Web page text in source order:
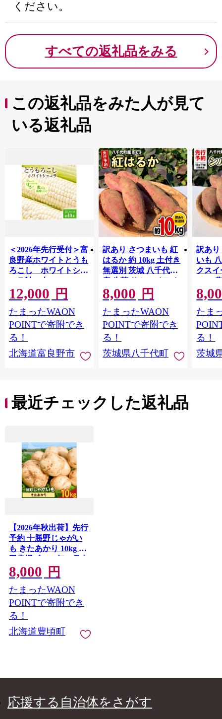
ください。
すべての返礼品をみる
この返礼品をみた人が見て
いる返礼品
＜2026年先行受付＞富
良野産ホワイトとうも
ろこし ホワイトショ
コラ計10本
【1678459】
12,000 円
たまったWAON
POINTで寄附でき
る！
北海道富良野市
訳あり さつまいも 紅
はるか 約 10kg 土付き
無選別 茨城 八千代町
産 生芋 サツマイモ さ
つま芋 焼き芋 やきい
も 芋 イモ 野菜 不揃い
規格外 長期熟成 おや
つ デザート 秋 旬 農家
直送 【 先行予約 2026
年10月下旬以降発送
】 [AX010ya]
8,000 円
たまったWAON
POINTで寄附でき
る！
茨城県八千代町
訳あり
いも
クス
10kg
モ 芋
ート 秋 【 先行
2026
送 】
たま
る！
茨城
最近チェックした返礼品
【2026年秋出荷】先行
予約 十勝野じゃがい
も きたあかり 10kg 按
田農場《2026年10月中
旬-11月末頃出荷》北
海道 豊頃町 十勝野 じ
ゃがいも 農家直送 数
量限定
8,000 円
たまったWAON
POINTで寄附でき
る！
北海道豊頃町
応援する自治体をさがす